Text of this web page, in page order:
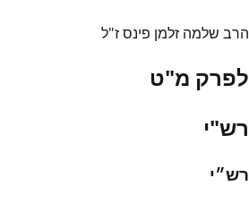
הרב שלמה זלמן פינס ז"ל
לפרק מ"ט
רש"י
רש״י